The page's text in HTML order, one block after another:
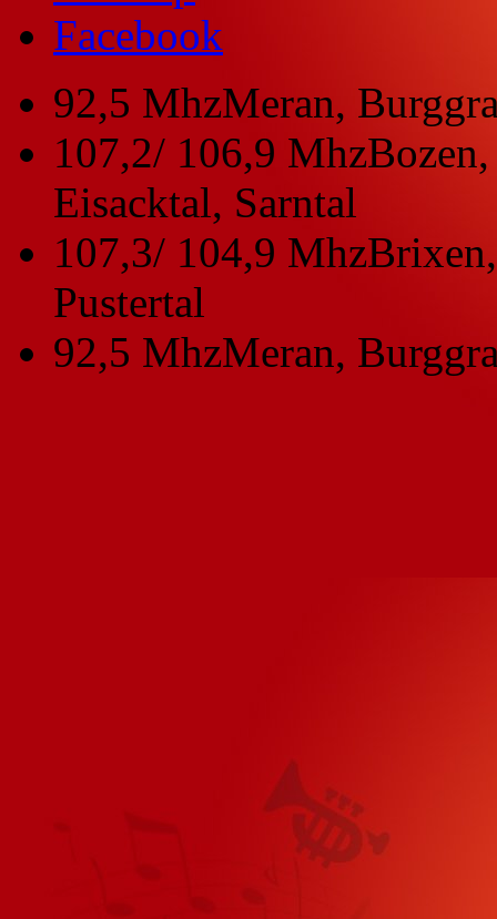
Facebook
92,5 MhzMeran,
107,2/ 106,9 Mhz
Eisacktal, Sarntal
107,3/ 104,9 Mhz
Pustertal
92,5 MhzMeran,